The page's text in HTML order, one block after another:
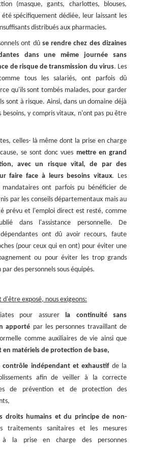
(masque, gants, charlottes, blouses,
spécifiquement dédiée, leur laissant les
distribués aux pharmacies.
ont dû se rendre chez des dizaines
dans une même journée sans
de risque de transmission du virus. Les
tous les salariés, ont parfois dû
qu'ils sont tombés malades, pour garder
sont à risque. Ainsi, dans un domaine déjà
y compris vitaux, n'ont pas pu être
celles- là même dont la prise en charge
se sont donc vues mettre en grand
avec un risque vital, de par des
faire face à leurs besoins vitaux. Les
ont parfois pu bénéficier de
par les conseils départementaux mais au
prévu et l'emploi direct est resté, comme
dans l'assistance personnelle. De
dépendantes ont dû avoir recours, faute
(pour ceux qui en ont) pour éviter une
ou pour éviter les trop grands
des personnels sous équipés.
exposé, nous exigeons:
pour assurer la continuité sans
apporté par les personnes travaillant de
comme auxiliaires de vie ainsi que
matériels de protection de base,
contrôle indépendant et exhaustifde la
afin de veiller à la correcte
de prévention et de protection des
droits humains et du principe de non-
traitements sanitaires et les mesures
à la prise en charge des personnes